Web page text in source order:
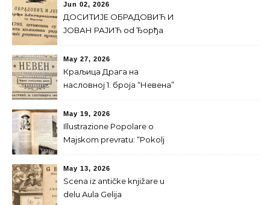
Jun 02, 2026
ДОСИТИЈЕ ОБРАДОВИЋ И
ЈОВАН РАЈИЋ od Ђорђa
May 27, 2026
Краљица Драга на
насловној 1. броја “Невена”
May 19, 2026
Illustrazione Popolare o
Majskom prevratu: “Pokolj
May 13, 2026
Scena iz antičke knjižare u
delu Aula Gelija